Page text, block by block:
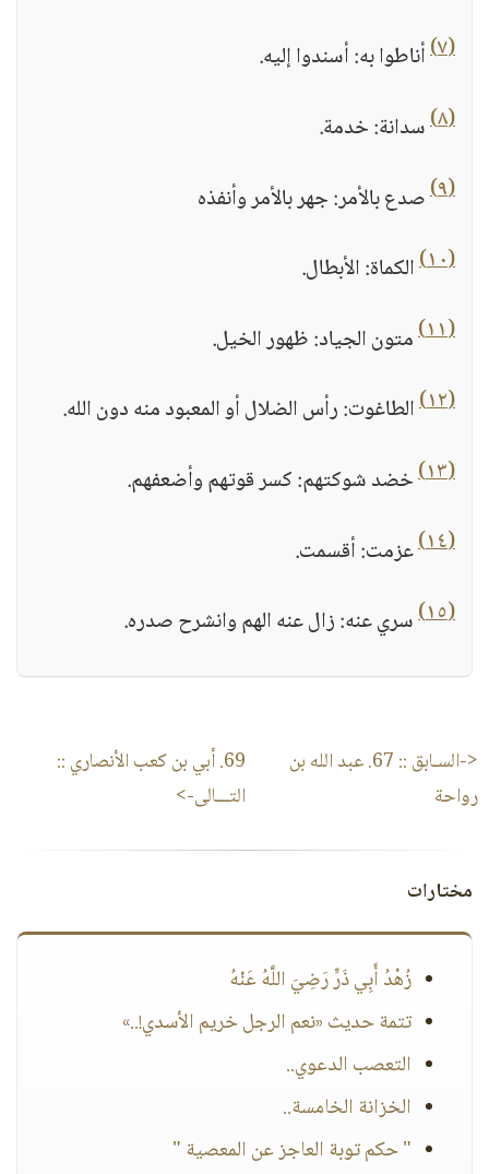
(٧)
أناطوا به: أسندوا إليه.
(٨)
سدانة: خدمة.
(٩)
صدع بالأمر: جهر بالأمر وأنفذه
(١٠)
الكماة: الأبطال.
(١١)
متون الجياد: ظهور الخيل.
(١٢)
الطاغوت: رأس الضلال أو المعبود منه دون الله.
(١٣)
خضد شوكتهم: كسر قوتهم وأضعفهم.
(١٤)
عزمت: أقسمت.
(١٥)
سري عنه: زال عنه الهم وانشرح صدره.
<-السـابق ::
67. عبد الله بن
رواحة
69. أبي بن كعب الأنصاري
::
التـــالى->
مختارات
زُهْدُ أَبِي ذَرٍّ رَضِيَ اللَّهُ عَنْهُ
تتمة حديث «نعم الرجل خريم الأسدي!..»
التعصب الدعوي..
الخزانة الخامسة..
" حكم توبة العاجز عن المعصية "